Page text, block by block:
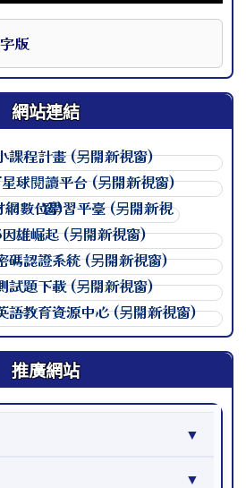
版
網站連結
連至 http://
連至 http://
連至 http://
連至 http://
連至 http://
連至 http://
連至 http://
推廣網站